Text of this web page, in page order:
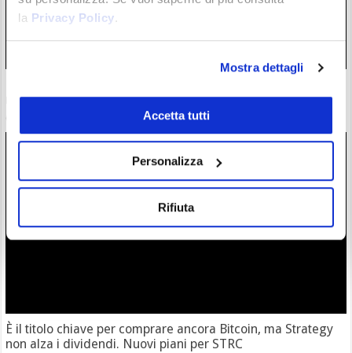
la Privacy Policy.
Mostra dettagli
Accetta tutti
Personalizza
Rifiuta
ripeterà
È il titolo chiave per comprare ancora Bitcoin, ma Strategy
non alza i dividendi. Nuovi piani per STRC